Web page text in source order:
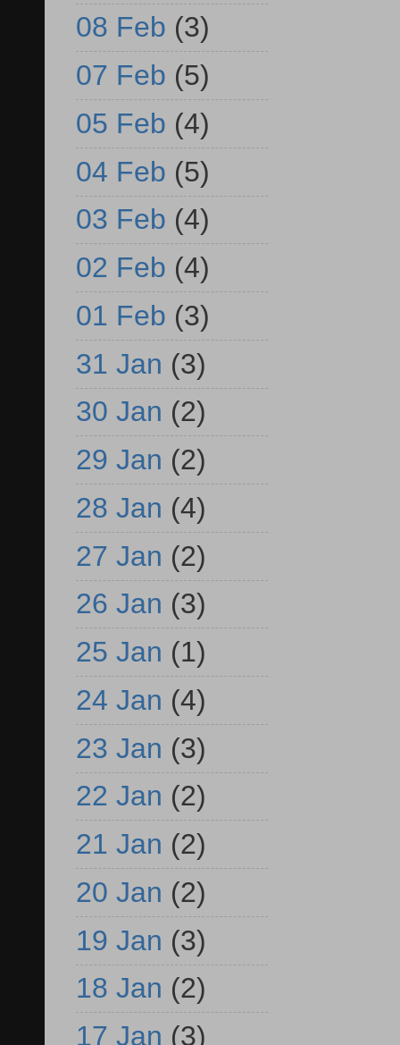
08 Feb (3)
07 Feb (5)
05 Feb (4)
04 Feb (5)
03 Feb (4)
02 Feb (4)
01 Feb (3)
31 Jan (3)
30 Jan (2)
29 Jan (2)
28 Jan (4)
27 Jan (2)
26 Jan (3)
25 Jan (1)
24 Jan (4)
23 Jan (3)
22 Jan (2)
21 Jan (2)
20 Jan (2)
19 Jan (3)
18 Jan (2)
17 Jan (3)